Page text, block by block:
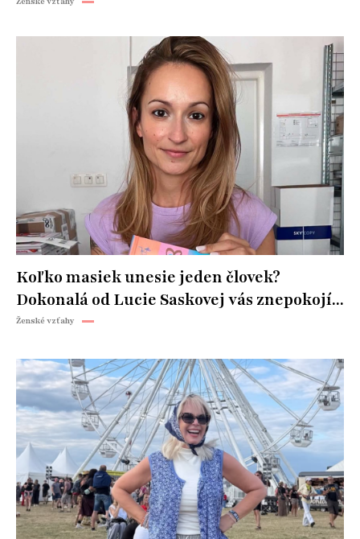
Koľko masiek unesie jeden človek?
Dokonalá od Lucie Saskovej vás znepokojí...
Ženské vzťahy